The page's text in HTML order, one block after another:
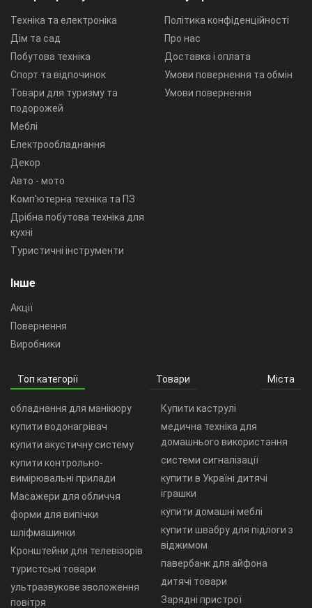
Техніка та електроніка
Дім та сад
Побутова техніка
Спорт та відпочинок
Товари для туризму та
подорожей
Меблі
Електрообладнання
Декор
Авто - мото
Комп'ютерна техніка та ПЗ
Дрібна побутова техніка для
кухні
Туристичні інструменти
Політика конфіденційності
Про нас
Доставка і оплата
Умови повернення та обмін
Умови повернення
Інше
Акції
Повернення
Виробники
Топ категорії Товари Міста
обладнання для манікюру
купити водонагрівач
купити акустичну систему
купити контрольно-
вимірювальні прилади
Масажери для обличчя
форми для випічки
шліфмашинки
Кронштейни для телевізорів
туристські товари
ультразвукове зволоження
повітря
Купити каструлі
медична техніка для
домашнього використання
системи сигналізації
купити в Україні дитячі
іграшки
купити домашні меблі
купити швабру для підлоги з
віджимом
павербанк для айфона
дитячі товари
Зарядні пристрої